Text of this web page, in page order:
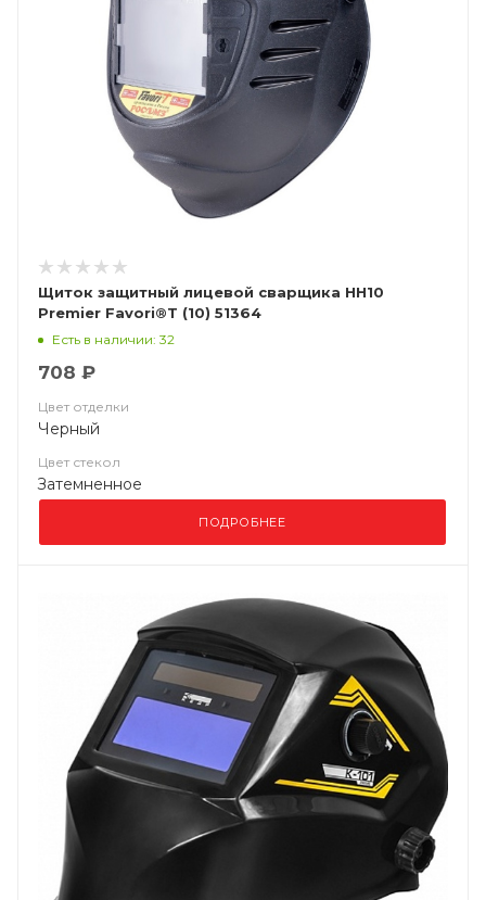
Щиток защитный лицевой сварщика НН10
Premier Favori®T (10) 51364
Есть в наличии: 32
708 ₽
Цвет отделки
Черный
Цвет стекол
Затемненное
ПОДРОБНЕЕ